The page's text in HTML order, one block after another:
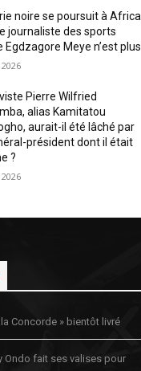
noire se poursuit à Africa
journaliste des sports
Egdzagore Meye n’est plus
Pierre Wilfried
alias Kamitatou
aurait-il été lâché par
président dont il était
?
Concorde » bientôt livré
Ondo fait ses valises pour